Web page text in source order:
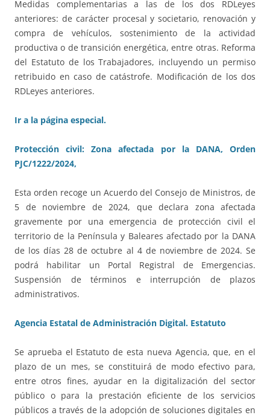
Medidas complementarias a las de los dos RDLeyes
anteriores: de carácter procesal y societario, renovación y
compra de vehículos, sostenimiento de la actividad
productiva o de transición energética, entre otras. Reforma
del Estatuto de los Trabajadores, incluyendo un permiso
retribuido en caso de catástrofe. Modificación de los dos
RDLeyes anteriores.
Ir a la página especial.
Protección civil: Zona afectada por la DANA, Orden
PJC/1222/2024,
Esta orden recoge un Acuerdo del Consejo de Ministros, de
5 de noviembre de 2024, que declara zona afectada
gravemente por una emergencia de protección civil el
territorio de la Península y Baleares afectado por la DANA
de los días 28 de octubre al 4 de noviembre de 2024. Se
podrá habilitar un Portal Registral de Emergencias.
Suspensión de términos e interrupción de plazos
administrativos.
Agencia Estatal de Administración Digital. Estatuto
Se aprueba el Estatuto de esta nueva Agencia, que, en el
plazo de un mes, se constituirá de modo efectivo para,
entre otros fines, ayudar en la digitalización del sector
público o para la prestación eficiente de los servicios
públicos a través de la adopción de soluciones digitales en